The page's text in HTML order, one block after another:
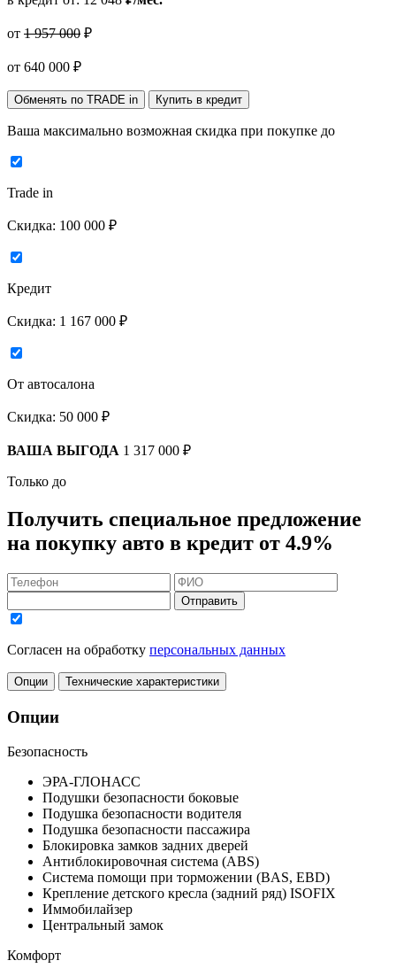
от 1 957 000 ₽
от 640 000 ₽
Обменять по TRADE in Купить в кредит
Ваша максимально возможная скидка при покупке до
Trade in
Скидка: 100 000 ₽
Кредит
Скидка: 1 167 000 ₽
От автосалона
Скидка: 50 000 ₽
ВАША ВЫГОДА 1 317 000 ₽
Только до
Получить специальное предложение
на покупку авто в кредит от 4.9%
Отправить
Согласен на обработку персональных данных
Опции Технические характеристики
Опции
Безопасность
ЭРА-ГЛОНАСС
Подушки безопасности боковые
Подушка безопасности водителя
Подушка безопасности пассажира
Блокировка замков задних дверей
Антиблокировочная система (ABS)
Система помощи при торможении (BAS, EBD)
Крепление детского кресла (задний ряд) ISOFIX
Иммобилайзер
Центральный замок
Комфорт